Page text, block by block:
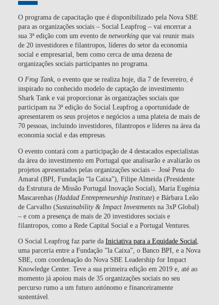
O programa de capacitação que é disponibilizado pela Nova SBE
para as organizações sociais – Social Leapfrog– vai encerrar a
sua 3ª edição com um evento de networkingque vai reunir mais
de 20 investidores e filantropos, líderes do setor da economia
social e empresarial, bem como cerca de uma dezena de
organizações sociais participantes no programa.
OFrog Tank, o evento que se realiza hoje, dia 7 de fevereiro, é
inspirado no conhecido modelo de captação de investimento
Shark Tank e vai proporcionar às organizações sociais que
participam na 3ª edição do Social Leapfrog a oportunidade de
apresentarem os seus projetos e negócios a uma plateia de mais de
70 pessoas, incluindo investidores, filantropos e líderes na área da
economia social e das empresas.
O evento contará com a participação de 4 destacados especialistas
da área do investimento em Portugal que analisarão e avaliarão os
projetos apresentados pelas organizações sociais – José Pena do
Amaral (BPI, Fundação “la Caixa”), Filipe Almeida (Presidente
da Estrutura de Missão Portugal Inovação Social), Maria Eugénia
Mascarenhas (Haddad Entrepreneurship Institute) e Bárbara Leão
de Carvalho (Sustainability & Impact Investmentsna 3xP Global)
– e com a presença de mais de 20 investidores sociais e
filantropos, como a Rede Capital Social e a Portugal Ventures.
O Social Leapfrogfaz parte da Iniciativa para a Equidade Social,
uma parceria entre a Fundação ”la Caixa”, o Banco BPI, e a Nova
SBE, com coordenação do Nova SBE Leadership for Impact
Knowledge Center. Teve a sua primeira edição em 2019 e, até ao
momento já apoiou mais de 35 organizações sociais no seu
percurso rumo a um futuro autónomo e financeiramente
sustentável.